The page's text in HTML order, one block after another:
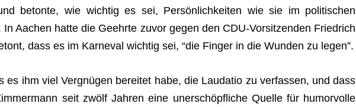
betonte, wie wich­tig es sei, Per­sön­lich­kei­ten wie sie im poli­ti­schen
Aachen hatte die Geehrte zuvor gegen den CDU-Vor­sit­zen­den Fried­rich
dass es im Kar­ne­val wich­tig sei, “die Fin­ger in die Wun­den zu legen”.
es ihm viel Ver­gnü­gen berei­tet habe, die Lau­da­tio zu ver­fas­sen, und dass
seit zwölf Jah­ren eine uner­schöpf­li­che Quelle für humor­volle